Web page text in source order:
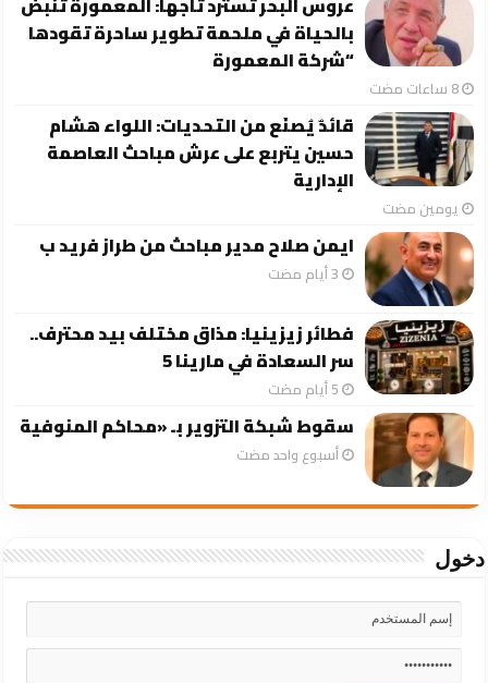
بالحياة في ملحمة تطوير ساحرة تقودها
“شركة المعمورة
قائدٌ يُصنَع من التحديات: اللواء هشام
حسين يتربع على عرش مباحث العاصمة
الإدارية
‏يومين مضت
ايمن صلاح مدير مباحث من طراز فريد ب
فطائر زيزينيا: مذاق مختلف بيد محترف..
سر السعادة في مارينا 5
سقوط شبكة التزوير بـ «محاكم المنوفية
‏أسبوع واحد مضت
دخول